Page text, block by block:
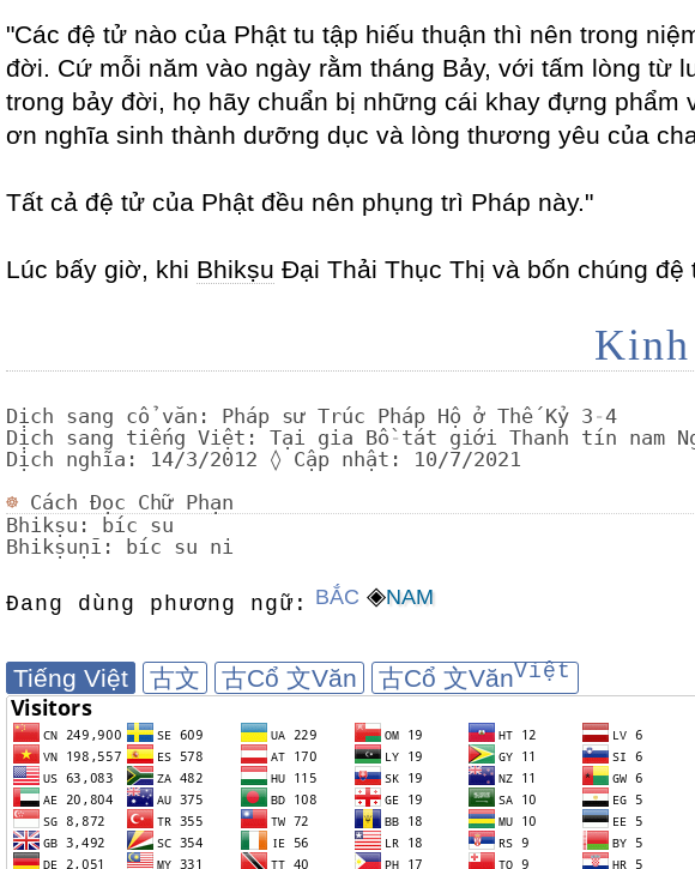
"Các đệ tử nào của Phật tu tập hiếu thuận thì nên trong
đời. Cứ mỗi năm vào ngày rằm tháng Bảy, với tấm lòng từ
trong bảy đời, họ hãy chuẩn bị những cái khay đựng
ơn nghĩa sinh thành dưỡng dục và lòng thương yêu của
Tất cả đệ tử của Phật đều nên phụng trì Pháp này."
Lúc bấy giờ, khi Bhikṣu Đại Thải Thục Thị và bốn chúng
Dịch sang cổ văn: Pháp sư Trúc Pháp Hộ ở Thế Kỷ 3 -4
Dịch sang tiếng Việt: Tại gia Bồ- tát giới Thanh tín nam
Dịch nghĩa: 14/3/2012 ◊ Cập nhật: 10/7/2021
☸ Cách Đọc Chữ Phạn
Bhikṣu: bíc su
Bhikṣuṇī: bíc su ni
Đang dùng phương ngữ: BẮC ◈NAM
Tiếng Việt 古文 古Cổ 文Văn 古Cổ 文VănViệt